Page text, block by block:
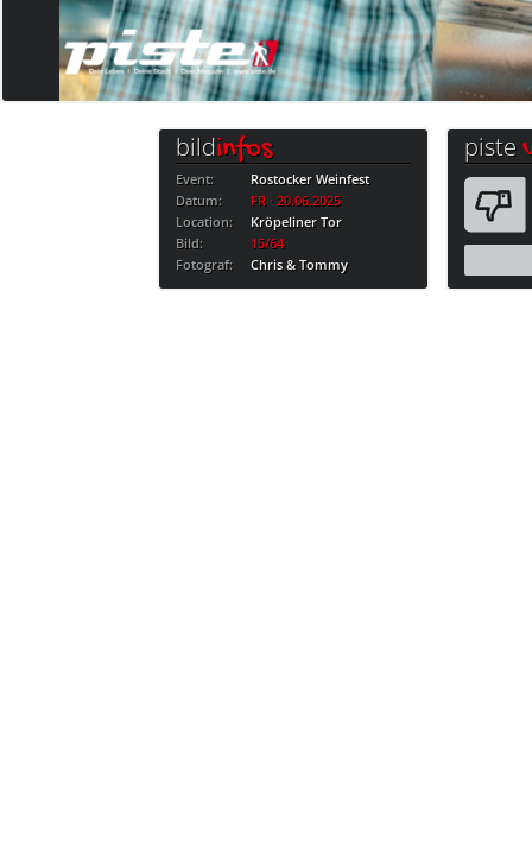
bildinfos
Event:
Rostocker Weinfest
Datum:
FR · 20.06.2025
Location:
Kröpeliner Tor
Bild:
15/64
Fotograf:
Chris & Tommy
piste